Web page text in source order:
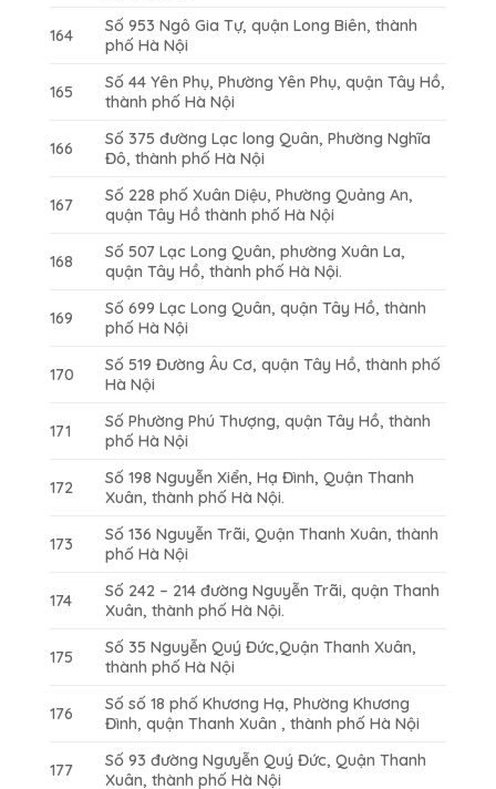
164
Số 953 Ngô Gia Tự, quận Long Biên, thành
phố Hà Nội
165
Số 44 Yên Phụ, Phường Yên Phụ, quận Tây Hồ,
thành phố Hà Nội
166
Số 375 đường Lạc long Quân, Phường Nghĩa
Đô, thành phố Hà Nội
167
Số 228 phố Xuân Diệu, Phường Quảng An,
quận Tây Hồ thành phố Hà Nội
168
Số 507 Lạc Long Quân, phường Xuân La,
quận Tây Hồ, thành phố Hà Nội.
169
Số 699 Lạc Long Quân, quận Tây Hồ, thành
phố Hà Nội
170
Số 519 Đường Âu Cơ, quận Tây Hồ, thành phố
Hà Nội
171
Số Phường Phú Thượng, quận Tây Hồ, thành
phố Hà Nội
172
Số 198 Nguyễn Xiển, Hạ Đình, Quận Thanh
Xuân, thành phố Hà Nội.
173
Số 136 Nguyễn Trãi, Quận Thanh Xuân, thành
phố Hà Nội
174
Số 242 – 214 đường Nguyễn Trãi, quận Thanh
Xuân, thành phố Hà Nội.
175
Số 35 Nguyễn Quý Đức,Quận Thanh Xuân,
thành phố Hà Nội
176
Số số 18 phố Khương Hạ, Phường Khương
Đình, quận Thanh Xuân , thành phố Hà Nội
177
Số 93 đường Ngưyễn Quý Đức, Quận Thanh
Xuân, thành phố Hà Nội